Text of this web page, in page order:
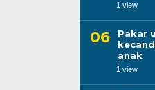
1 view
Pakar
anak
1 view